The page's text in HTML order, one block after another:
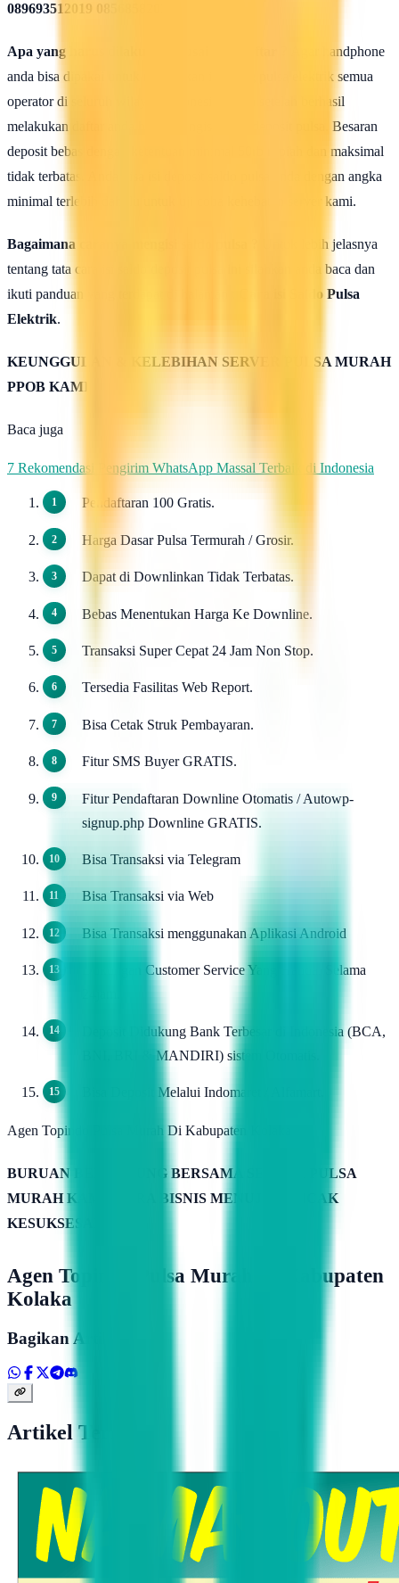
089693512019 08568582020
Apa yang harus dilakukan seusai Mendaftar ?
Agar handphone
anda bisa dipakai untuk melakukan isi ulang pulsa elektrik semua
operator di seluruh wilayah Indonesia, maka setelah berhasil
melakukan daftar anda harus mengisi saldo deposit pulsa. Besaran
deposit bebas dengan ketentuan minimal 50rb rupiah dan maksimal
tidak terbatas. Anda bisa isi deposit saldo pulsa anda dengan angka
minimal terlebih dahulu untuk uji coba kehebatan server kami.
Bagaimana caranya mengisi saldo pulsa ?
Untuk lebih jelasnya
tentang tata cara isi saldo deposit pulsa ini silahkan anda baca dan
ikuti panduan yang terdapat di halaman :
Cara isi Saldo Pulsa
Elektrik.
KEUNGGULAN & KELEBIHAN SERVER PULSA MURAH
PPOB KAMI
Baca juga
7 Rekomendasi Pengirim WhatsApp Massal Terbaik di Indonesia
Pendaftaran 100 Gratis.
Harga Dasar Pulsa Termurah / Grosir.
Dapat di Downlinkan Tidak Terbatas.
Bebas Menentukan Harga Ke Downline.
Transaksi Super Cepat 24 Jam Non Stop.
Tersedia Fasilitas Web Report.
Bisa Cetak Struk Pembayaran.
Fitur SMS Buyer GRATIS.
Fitur Pendaftaran Downline Otomatis / Autowp-
signup.php Downline GRATIS.
Bisa Transaksi via Telegram
Bisa Transaksi via Web
Bisa Transaksi menggunakan Aplikasi Android
Dukungan Customer Service Yang Handal Selama
Deposit Didukung Bank Terbesar di Indonesia (BCA,
BNI, BRI & MANDIRI) sistem Otomatis.
Bisa Deposit Melalui Indomaret / Alfamart.
Agen Topindo Pulsa Murah Di Kabupaten Kolaka
BURUAN BERGABUNG BERSAMA SERVER PULSA
MURAH KAMIMITRA BISNIS MENUJU PUNCAK
KESUKSESAN
Agen Topindo Pulsa Murah Di Kabupaten
Kolaka
Bagikan Artikel
Artikel Terkait